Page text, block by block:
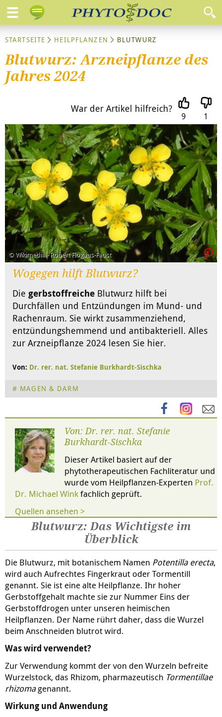
STARTSEITE HEILPFLANZEN BLUTWURZ
Blutwurz: Arzneipflanze des
Jahres 2024
War der Artikel hilfreich?
9 1
© Wikimedia - Robert Flogaus-Faust
Wogegen hilft Blutwurz?
Die gerbstoffreiche Blutwurz hilft bei
Durchfällen und Entzündungen im Mund- und
Rachenraum. Sie wirkt zusammenziehend,
entzündungshemmend und antibakteriell. Alles
zur Arzneipflanze 2024 lesen Sie hier.
Von: Dr. rer. nat. Stefanie Burkhardt-Sischka
MAGEN & DARM
Von: Dr. rer. nat. Stefanie
Burkhardt-Sischka
Dieser Artikel basiert auf der
phytotherapeutischen Fachliteratur und
wurde vom Heilpflanzen-Experten Prof.
Dr. Michael Winkfachlich geprüft.
Quellen ansehen >
Blutwurz: Das Wichtigste im
Überblick
Die Blutwurz, mit botanischem Namen Potentilla erecta,
wird auch Aufrechtes Fingerkraut oder Tormentill
genannt. Sie ist eine alte Heilpflanze. Ihr hoher
Gerbstoffgehalt machte sie zur Nummer Eins der
Gerbstoffdrogen unter unseren heimischen
Heilpflanzen. Der Name rührt daher, dass die Wurzel
beim Anschneiden blutrot wird.
Was wird verwendet?
Zur Verwendung kommt der von den Wurzeln befreite
Wurzelstock, das Rhizom, pharmazeutisch Tormentillae
rhizomagenannt.
Wirkung und Anwendung